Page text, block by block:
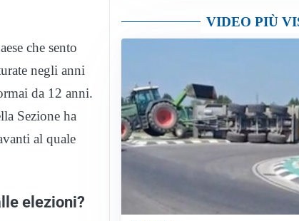
che sento
negli anni
da 12 anni.
Sezione ha
al quale
elezioni?
VIDEO PIÙ